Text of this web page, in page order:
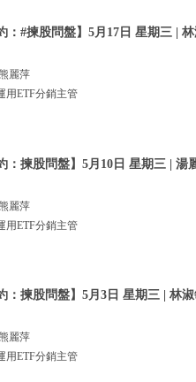
：#揀股問盤】5月17日 星期三 |
麗萍
用ETF分銷主管
：揀股問盤】5月10日 星期三 | 湯
麗萍
用ETF分銷主管
：揀股問盤】5月3日 星期三 | 林
麗萍
用ETF分銷主管